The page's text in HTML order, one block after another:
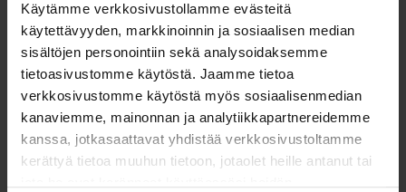
Käytämme verkkosivustollamme evästeitä
käytettävyyden, markkinoinnin ja sosiaalisen median
sisältöjen personointiin sekä analysoidaksemme
tietoasivustomme käytöstä. Jaamme tietoa
verkkosivustomme käytöstä myös sosiaalisenmedian
kanaviemme, mainonnan ja analytiikkapartnereidemme
kanssa, jotkasaattavat yhdistää verkkosivustoltamme
kerättyä tietoa muuhun tietoon, jotaolet heille antanut tai